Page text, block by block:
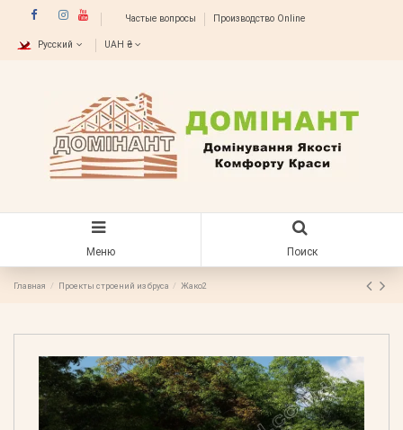
Частые вопросы Производство Online
Русский UAH ₴
Меню Поиск
Главная Проекты строений из бруса Жако2